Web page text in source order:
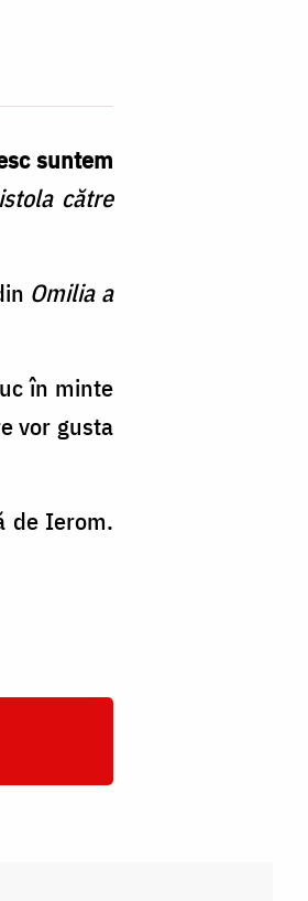
suntem
către
Omilia a
în minte
vor gusta
de Ierom.